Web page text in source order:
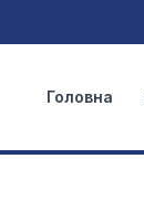
Головна